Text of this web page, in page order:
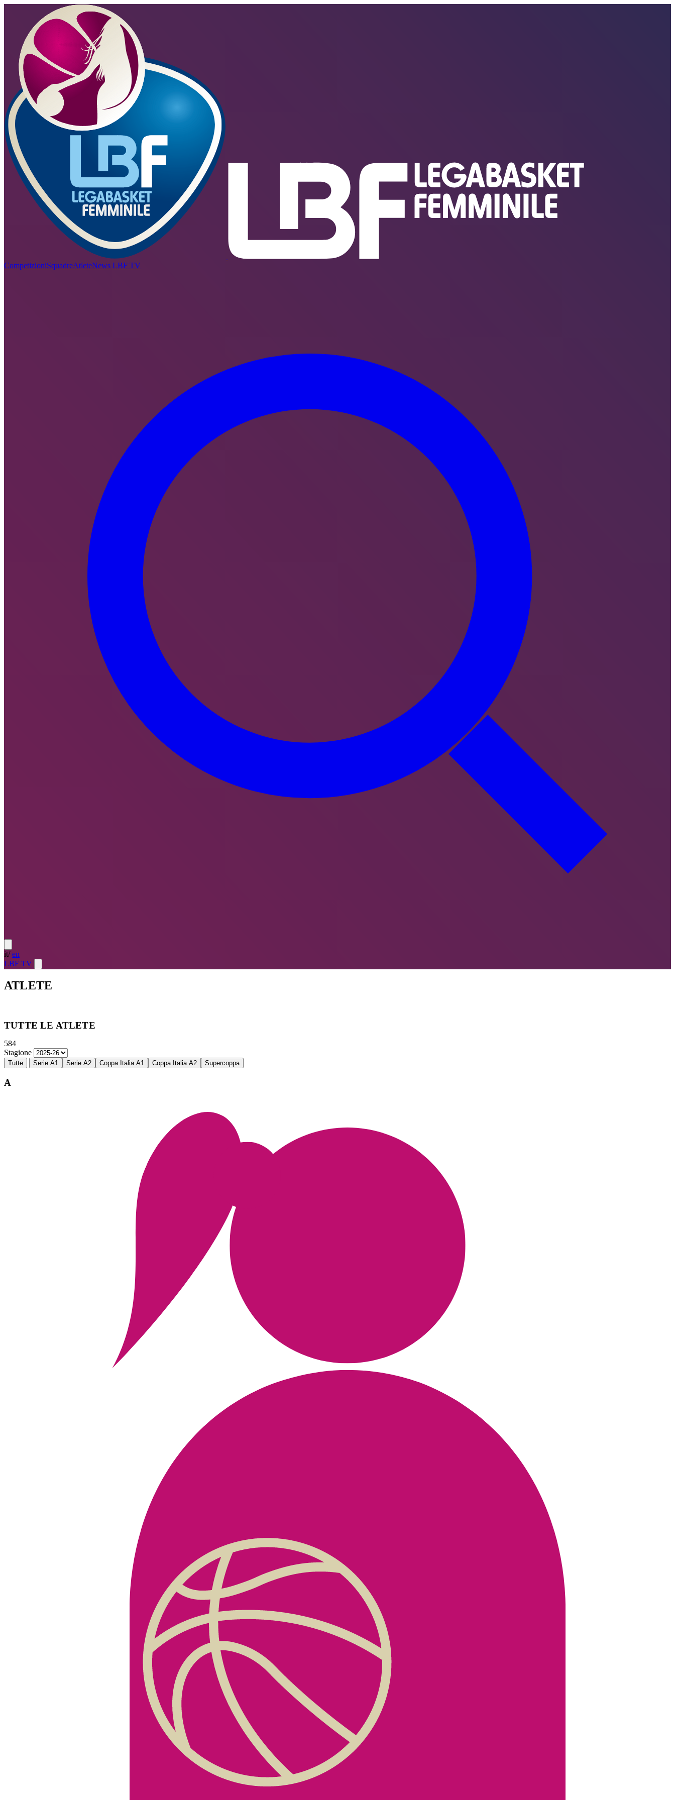
CompetizioniSquadreAtleteNews LBF TV
it/ en
LBF TV
ATLETE
TUTTE LE ATLETE
584
Stagione
Tutte Serie A1 Serie A2 Coppa Italia A1 Coppa Italia A2 Supercoppa
A